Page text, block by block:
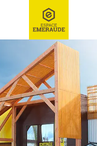
...
menuiserie
PANNEAUX BOIS